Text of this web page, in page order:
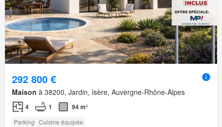
292 800 €
Maison à 38200, Jardin, Isère, Auvergne-Rhône-Alpes
4 1 94 m²
Parking Cuisine équipée